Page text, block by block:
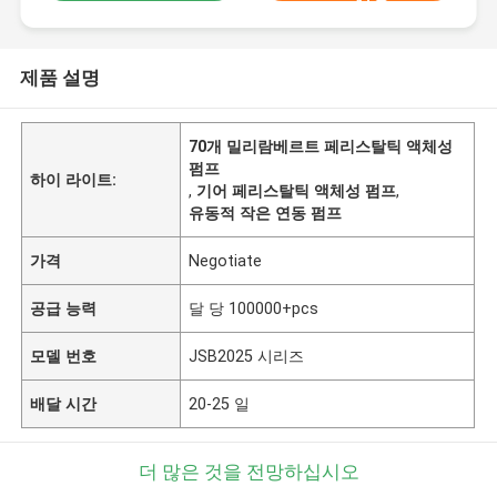
제품 설명
하이 라이트:
70개 밀리람베르트 페리스탈틱 액체성
펌프
, 기어 페리스탈틱 액체성 펌프,
유동적 작은 연동 펌프
가격 Negotiate
공급 능력 달 당 100000+pcs
모델 번호 JSB2025 시리즈
배달 시간 20-25 일
더 많은 것을 전망하십시오